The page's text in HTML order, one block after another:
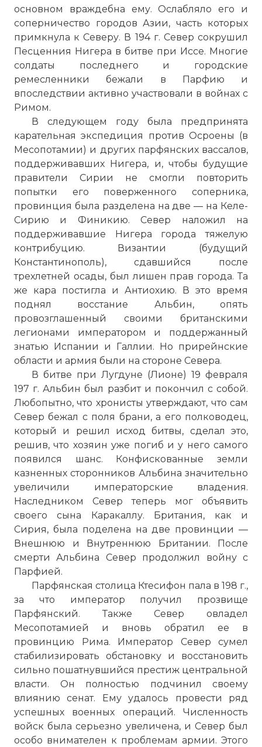
основном враждебна ему. Ослабляло его и
соперничество городов Азии, часть которых
примкнула к Северу. В 194 г. Север сокрушил
Песценния Нигера в битве при Иссе. Многие
солдаты последнего и городские
ремесленники бежали в Парфию и
впоследствии активно участвовали в войнах с
Римом.
В следующем году была предпринята
карательная экспедиция против Осроены (в
Месопотамии) и других парфянских вассалов,
поддерживавших Нигера, и, чтобы будущие
правители Сирии не смогли повторить
попытки его поверженного соперника,
провинция была разделена на две — на Келе-
Сирию и Финикию. Север наложил на
поддерживавшие Нигера города тяжелую
контрибуцию. Византии (будущий
Константинополь), сдавшийся после
трехлетней осады, был лишен прав города. Та
же кара постигла и Антиохию. В это время
поднял восстание Альбин, опять
провозглашенный своими британскими
легионами императором и поддержанный
знатью Испании и Галлии. Но прирейнские
области и армия были на стороне Севера.
В битве при Лугдуне (Лионе) 19 февраля
197 г. Альбин был разбит и покончил с собой.
Любопытно, что хронисты утверждают, что сам
Север бежал с поля брани, а его полководец,
который и решил исход битвы, сделал это,
решив, что хозяин уже погиб и у него самого
появился шанс. Конфискованные земли
казненных сторонников Альбина значительно
увеличили императорские владения.
Наследником Север теперь мог объявить
своего сына Каракаллу. Британия, как и
Сирия, была поделена на две провинции —
Внешнюю и Внутреннюю Британии. После
смерти Альбина Север продолжил войну с
Парфией.
Парфянская столица Ктесифон пала в 198 г.,
за что император получил прозвище
Парфянский. Также Север овладел
Месопотамией и вновь обратил ее в
провинцию Рима. Император Север сумел
стабилизировать обстановку и восстановить
сильно пошатнувшийся престиж центральной
власти. Он полностью подчинил своему
влиянию сенат. Ему удалось провести ряд
успешных военных операций. Численность
войск была серьезно увеличена, и Север был
особо внимателен к проблемам армии. Этого
☓
В результате ожесточенной гражданской
войны 193–197, разразившейся после
убийства Коммода, престол захватил
Септимий Север (193–211)
Фото статьи: